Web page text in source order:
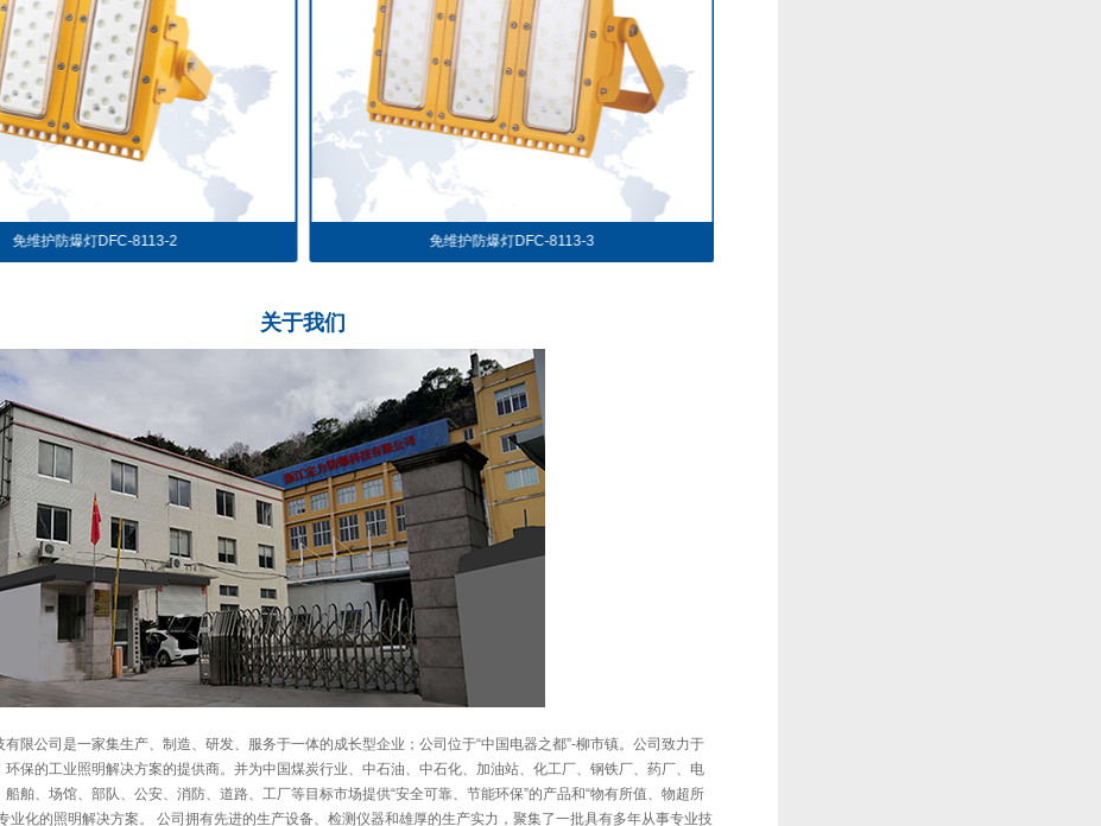
免维护防爆灯DFC-8113-2 免维护防爆灯DFC-8113-3
关于我们
有限公司是一家集生产、制造、研发、服务于一体的成长型企业；公司位于“中国电器之都”-柳市镇。公司致力于
环保的工业照明解决方案的提供商。并为中国煤炭行业、中石油、中石化、加油站、化工厂、钢铁厂、药厂、电
船舶、场馆、部队、公安、消防、道路、工厂等目标市场提供“安全可靠、节能环保”的产品和“物有所值、物超所
业化的照明解决方案。 公司拥有先进的生产设备、检测仪器和雄厚的生产实力，聚集了一批具有多年从事专业技